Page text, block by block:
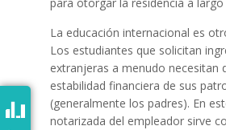
La educación internacional es
Los estudiantes que solicitan
extranjeras a menudo necesitan
estabilidad financiera de sus
(generalmente los padres). En
notarizada del empleador sirve